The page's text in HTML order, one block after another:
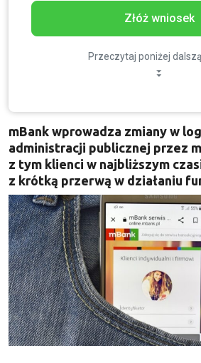
Złóż wniosek
Przeczytaj poniżej
mBank wprowadza zmiany w
administracji publicznej przez
z tym klienci w najbliższym
z krótką przerwą w działaniu